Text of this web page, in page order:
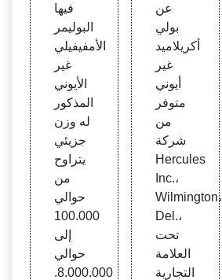
Labo
rator
ies, I
nc.
فيها
البوليمر
الأمفيفيلي
غير
الأيوني
المذكور
له وزن
جزيئي
يتراوح
من
حوالي
100.000
إلى
حوالي
8.000.000.
يليبس
للبترو
ل
عن
بولي
أكريلاميد
غير
أيوني
متوفر
من
شركة
Hercules
Inc.،
Wilmington،
Del.،
تحت
العلامة
التجارية